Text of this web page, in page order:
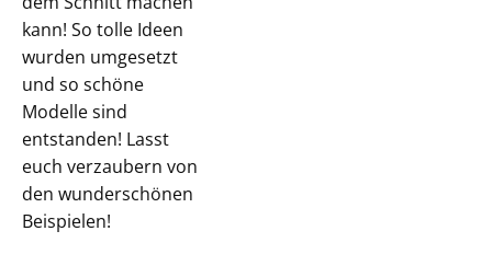
kann! So tolle Ideen
wurden umgesetzt
und so schöne
Modelle sind
entstanden! Lasst
euch verzaubern von
den wunderschönen
Beispielen!